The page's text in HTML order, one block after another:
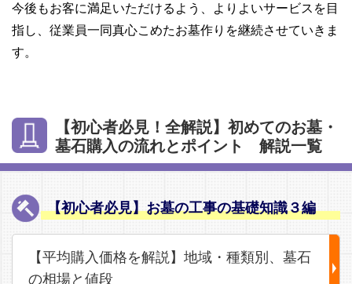
今後もお客に満足いただけるよう、よりよいサービスを目
指し、従業員一同真心こめたお墓作りを継続させていきま
す。
【初心者必見！全解説】初めてのお墓・
墓石購入の流れとポイント 解説一覧
【初心者必見】お墓の工事の基礎知識３編
【平均購入価格を解説】地域・種類別、墓石
の相場と値段